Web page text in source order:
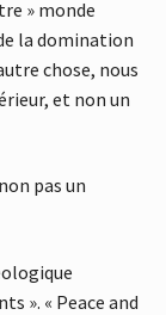
» monde
la domination
chose, nous
et non un
pas un
». « Peace and